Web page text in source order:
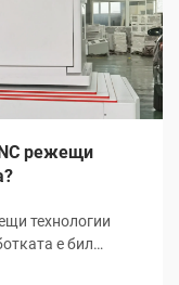
режещи
технологии
е бил